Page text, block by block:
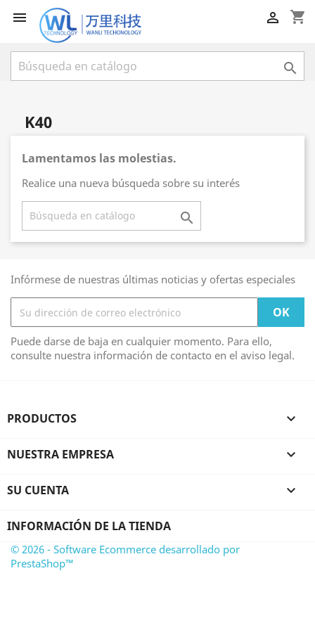
 shopping_cart


K40
Lamentamos las molestias.
Realice una nueva búsqueda sobre su interés

Infórmese de nuestras últimas noticias y ofertas especiales
Puede darse de baja en cualquier momento. Para ello,
consulte nuestra información de contacto en el aviso legal.
PRODUCTOS 
NUESTRA EMPRESA 
SU CUENTA 
INFORMACIÓN DE LA TIENDA
© 2026 - Software Ecommerce desarrollado por
PrestaShop™